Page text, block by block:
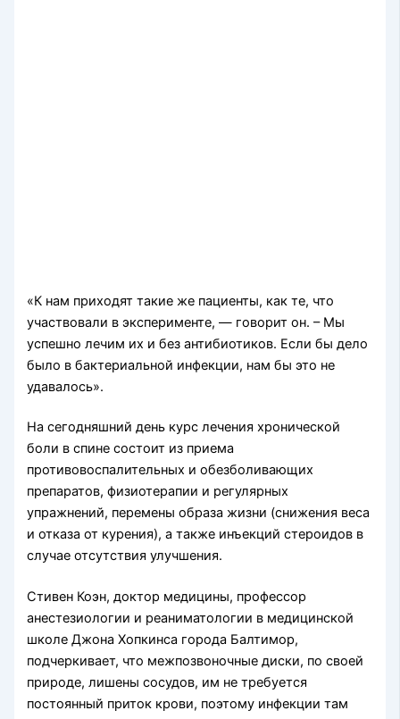
«К нам приходят такие же пациенты, как те, что
участвовали в эксперименте, — говорит он. – Мы
успешно лечим их и без антибиотиков. Если бы дело
было в бактериальной инфекции, нам бы это не
удавалось».
На сегодняшний день курс лечения хронической
боли в спине состоит из приема
противовоспалительных и обезболивающих
препаратов, физиотерапии и регулярных
упражнений, перемены образа жизни (снижения веса
и отказа от курения), а также инъекций стероидов в
случае отсутствия улучшения.
Стивен Коэн, доктор медицины, профессор
анестезиологии и реаниматологии в медицинской
школе Джона Хопкинса города Балтимор,
подчеркивает, что межпозвоночные диски, по своей
природе, лишены сосудов, им не требуется
постоянный приток крови, поэтому инфекции там